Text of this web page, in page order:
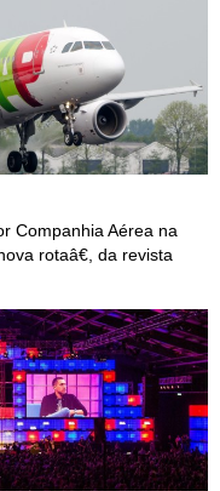
Companhia Aérea na
rotaâ€, da revista